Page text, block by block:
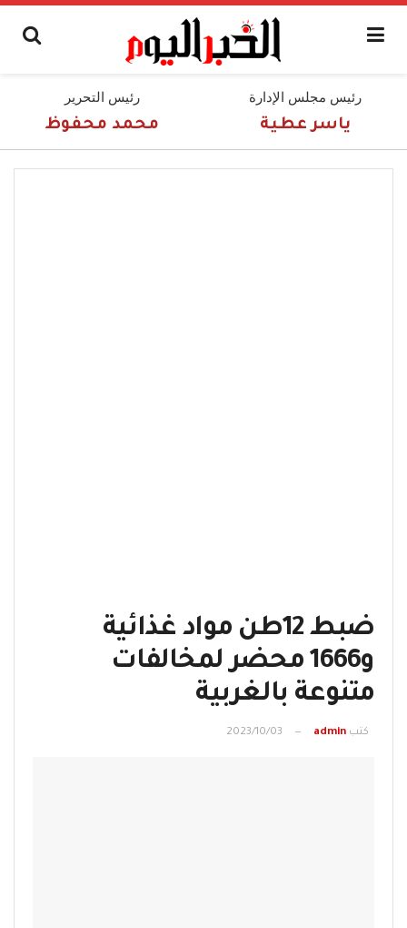
رئيس مجلس الإدارة
ياسر عطية
رئيس التحرير
محمد محفوظ
ضبط 12طن مواد غذائية
و1666 محضر لمخالفات
متنوعة بالغربية
كتب admin
2023/10/03